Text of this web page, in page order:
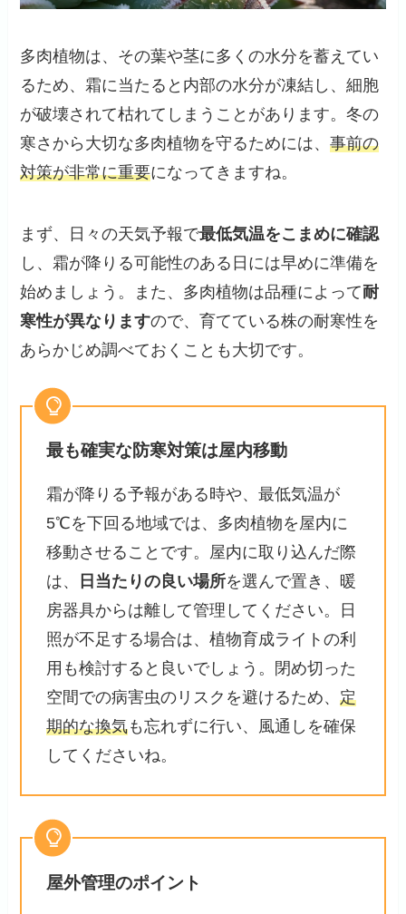
多肉植物は、その葉や茎に多くの水分を蓄えてい
るため、霜に当たると内部の水分が凍結し、細胞
が破壊されて枯れてしまうことがあります。冬の
寒さから大切な多肉植物を守るためには、事前の
対策が非常に重要になってきますね。
まず、日々の天気予報で最低気温をこまめに確認
し、霜が降りる可能性のある日には早めに準備を
始めましょう。また、多肉植物は品種によって耐
寒性が異なりますので、育てている株の耐寒性を
あらかじめ調べておくことも大切です。
最も確実な防寒対策は屋内移動
霜が降りる予報がある時や、最低気温が
5℃を下回る地域では、多肉植物を屋内に
移動させることです。屋内に取り込んだ際
は、
日当たりの良い場所を選んで置き、暖
房器具からは離して管理してください。日
照が不足する場合は、植物育成ライトの利
用も検討すると良いでしょう。閉め切った
空間での病害虫のリスクを避けるため、定
期的な換気も忘れずに行い、風通しを確保
してくださいね。
屋外管理のポイント